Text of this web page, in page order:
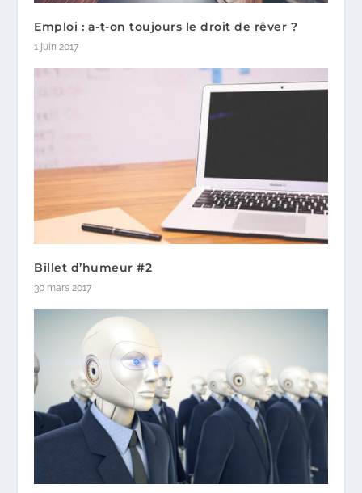
Emploi : a-t-on toujours le droit de rêver ?
1 juin 2017
Billet d’humeur #2
30 mars 2017